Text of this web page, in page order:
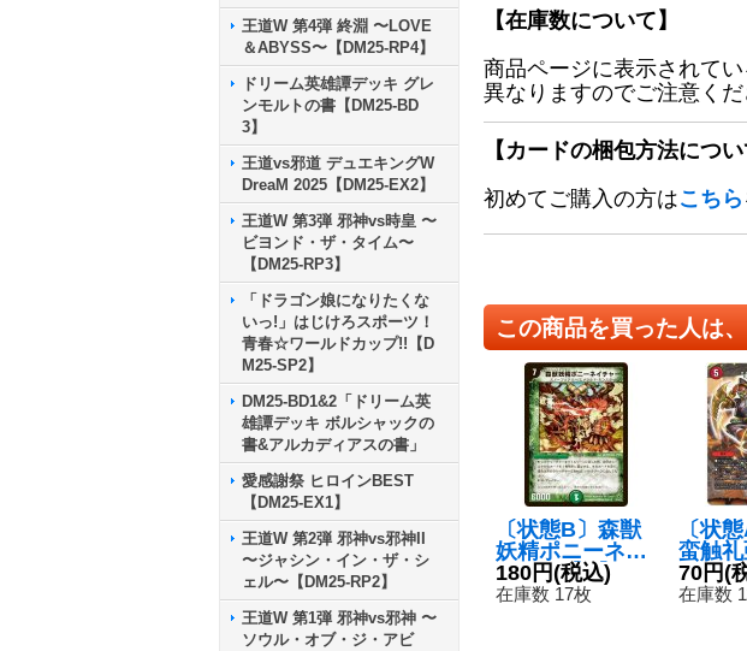
王道W 第4弾 終淵 〜LOVE
＆ABYSS〜【DM25-RP4】
ドリーム英雄譚デッキ グレ
ンモルトの書【DM25-BD
3】
王道vs邪道 デュエキングW
DreaM 2025【DM25-EX2】
王道W 第3弾 邪神vs時皇 〜
ビヨンド・ザ・タイム〜
【DM25-RP3】
「ドラゴン娘になりたくな
いっ!」はじけろスポーツ！
青春☆ワールドカップ!!【D
M25-SP2】
DM25-BD1&2「ドリーム英
雄譚デッキ ボルシャックの
書&アルカディアスの書」
愛感謝祭 ヒロインBEST
【DM25-EX1】
王道W 第2弾 邪神vs邪神II
〜ジャシン・イン・ザ・シ
ェル〜【DM25-RP2】
王道W 第1弾 邪神vs邪神 〜
ソウル・オブ・ジ・アビ
【在庫数について】
商品ページに表示されて
異なりますのでご注意くだ
【カードの梱包方法につい
初めてご購入の方はこちら
この商品を買った人は
〔状態B〕森獣
妖精ポニーネイ
チャー【R】{D
M3018/55/Y7}
180円(税込)
在庫数 17枚
〔状
蛮触
《火》
70円(
在庫数